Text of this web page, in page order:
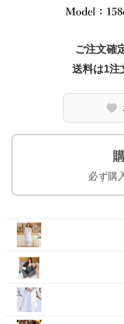
ご注文確
送料は1注
必ず購